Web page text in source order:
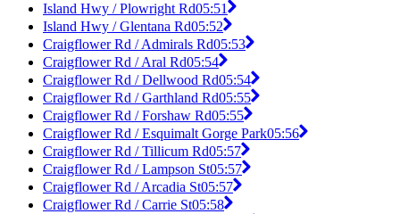
Island Hwy / Plowright Rd05:51
Island Hwy / Glentana Rd05:52
Craigflower Rd / Admirals Rd05:53
Craigflower Rd / Aral Rd05:54
Craigflower Rd / Dellwood Rd05:54
Craigflower Rd / Garthland Rd05:55
Craigflower Rd / Forshaw Rd05:55
Craigflower Rd / Esquimalt Gorge Park05:56
Craigflower Rd / Tillicum Rd05:57
Craigflower Rd / Lampson St05:57
Craigflower Rd / Arcadia St05:57
Craigflower Rd / Carrie St05:58